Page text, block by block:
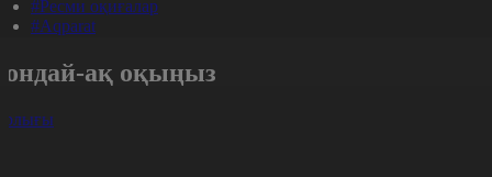
#Ресми оқиғалар
#Aqparat
ақ оқыңыз